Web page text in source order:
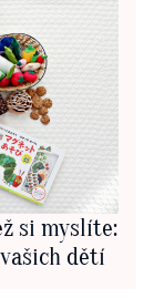
si myslíte:
dětí